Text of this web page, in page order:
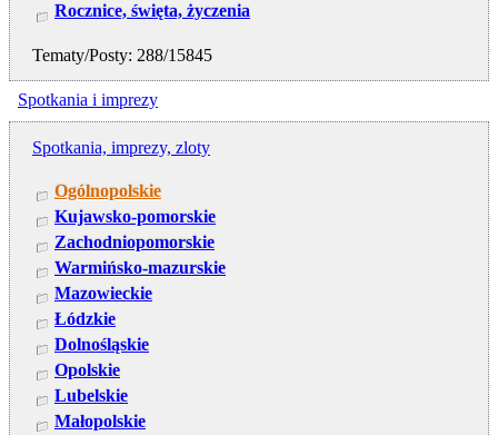
Rocznice, święta, życzenia
Tematy/Posty: 288/15845
Spotkania i imprezy
Spotkania, imprezy, zloty
Ogólnopolskie
Kujawsko-pomorskie
Zachodniopomorskie
Warmińsko-mazurskie
Mazowieckie
Łódzkie
Dolnośląskie
Opolskie
Lubelskie
Małopolskie